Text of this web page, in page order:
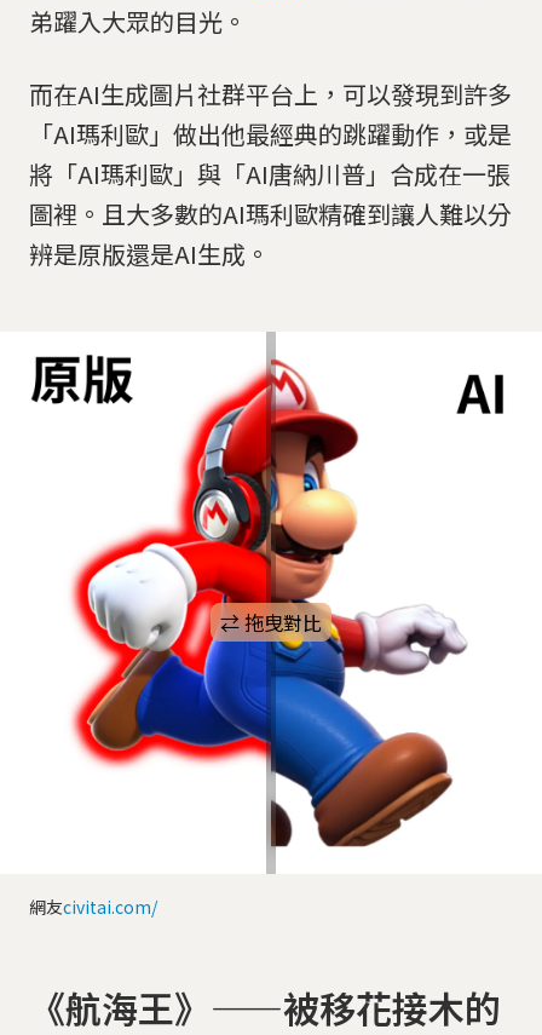
弟躍入大眾的目光。
而在AI生成圖片社群平台上，可以發現到許多
「AI瑪利歐」做出他最經典的跳躍動作，或是
將「AI瑪利歐」與「AI唐納川普」合成在一張
圖裡。且大多數的AI瑪利歐精確到讓人難以分
辨是原版還是AI生成。
網友civitai.com/
《航海王》——被移花接木的